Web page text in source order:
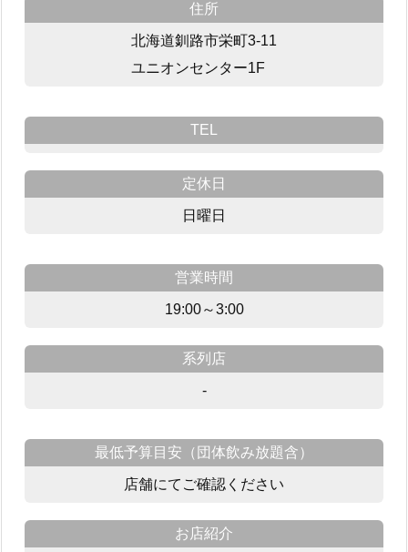
住所
北海道釧路市栄町3-11
ユニオンセンター1F
TEL
定休日
日曜日
営業時間
19:00～3:00
系列店
-
最低予算目安（団体飲み放題含）
店舗にてご確認ください
お店紹介